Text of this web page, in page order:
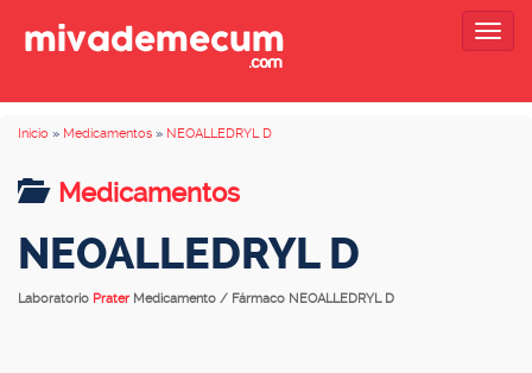
Inicio » Medicamentos » NEOALLEDRYL D
Medicamentos
NEOALLEDRYL D
Laboratorio Prater Medicamento / Fármaco NEOALLEDRYL D